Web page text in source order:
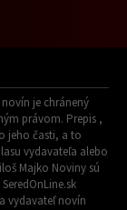
je chránený
právom. Prepis ,
jeho časti, a to
vydavateľa alebo
Majko Noviny sú
vydavateľ novín